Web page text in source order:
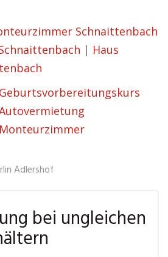
Schnaittenbach
| Haus
Geburtsvorbereitungskurs
Monteurzimmer
Adlershof
bei ungleichen